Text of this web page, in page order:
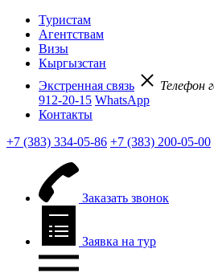
Туристам
Агентствам
Визы
Кыргызстан
Экстренная связь
Телефон
912-20-15 WhatsApp
Контакты
+7 (383) 334-05-86 +7 (383) 200-05-00
Заказать звонок
Заявка на тур